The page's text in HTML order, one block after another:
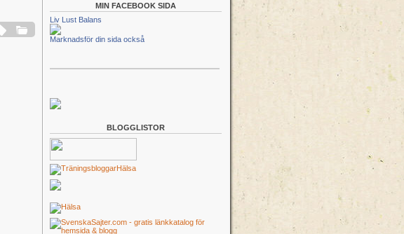
MIN FACEBOOK SIDA
Liv Lust Balans
Marknadsför din sida också
BLOGGLISTOR
Hälsa